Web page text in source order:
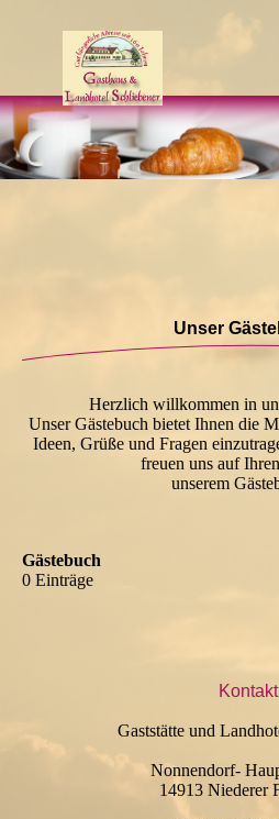
Unser
Herzlich willkommen in
Unser Gästebuch bietet Ihnen die
Ideen, Grüße und Fragen
freuen uns auf
unserem
Gästebuch
0 Einträge
Kontakt
Gaststätte und
Nonnendorf-
14913 Niederer